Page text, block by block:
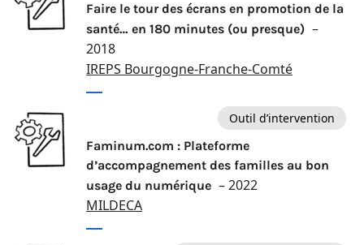
Faire le tour des écrans en promotion de la
santé… en 180 minutes (ou presque) –
2018
IREPS Bourgogne-Franche-Comté
Outil d’intervention
Faminum.com : Plateforme
d’accompagnement des familles au bon
usage du numérique – 2022
MILDECA